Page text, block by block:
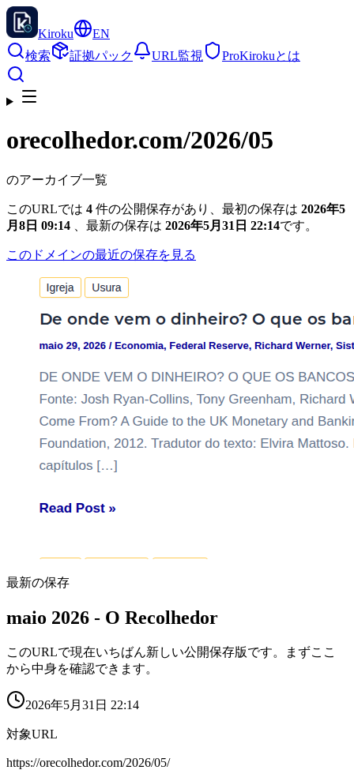
Kiroku
EN
検索
証拠パック URL監視 ProKirokuとは
orecolhedor.com/2026/05
のアーカイブ一覧
このURLでは 4 件の公開保存があり、最初の保存は 2026年5
月8日 09:14
、最新の保存は 2026年5月31日 22:14です。
このドメインの最近の保存を見る
最新の保存
maio 2026 - O Recolhedor
このURLで現在いちばん新しい公開保存版です。まずここ
から中身を確認できます。
2026年5月31日 22:14
対象URL
https://orecolhedor.com/2026/05/